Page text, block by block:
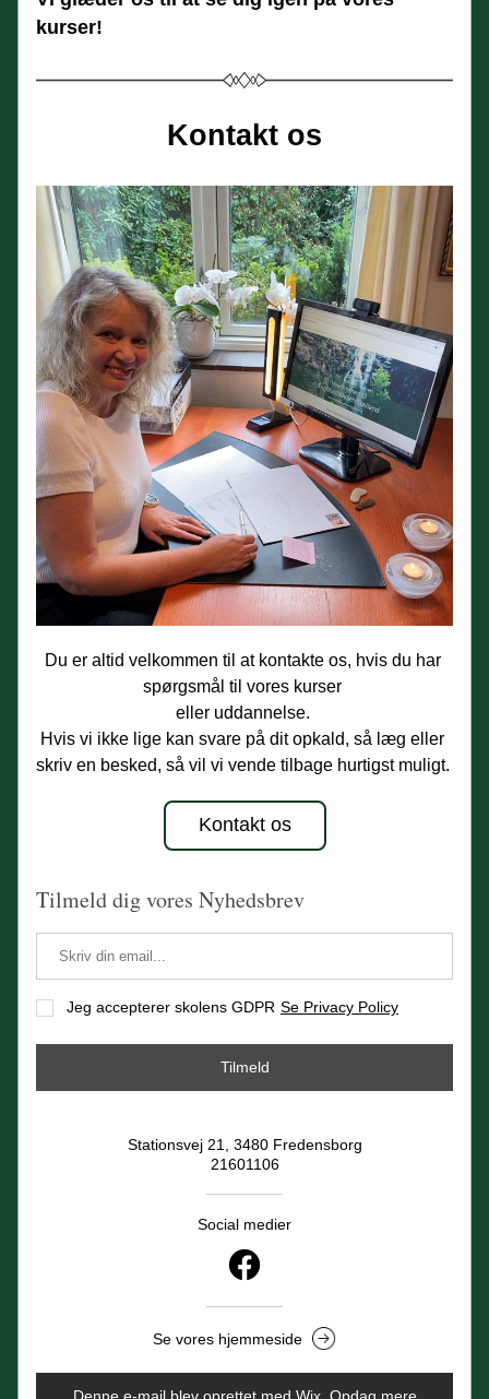
kurser!
Kontakt os
Du er altid velkommen til at kontakte os, hvis du har
spørgsmål til vores kurser
eller uddannelse.
Hvis vi ikke lige kan svare på dit opkald, så læg eller
skriv en besked, så vil vi vende tilbage hurtigst muligt.
Kontakt os
Tilmeld dig vores Nyhedsbrev
Jeg accepterer skolens GDPR Se Privacy Policy
Tilmeld
Stationsvej 21, 3480 Fredensborg
21601106
Social medier
Se vores hjemmeside